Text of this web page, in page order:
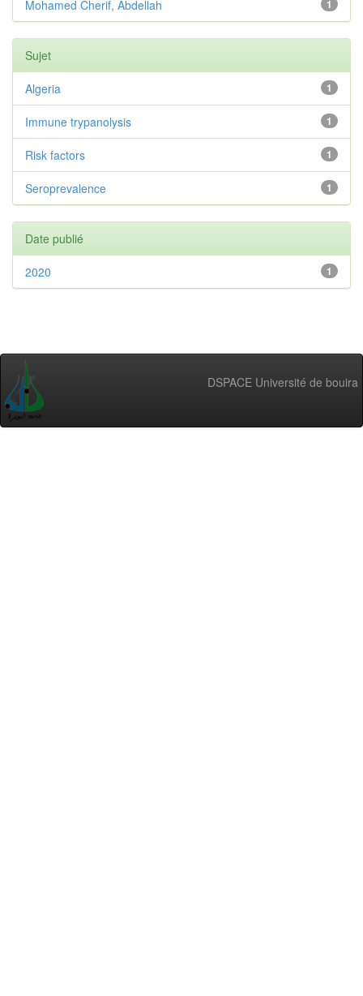
1
Mohamed Cherif, Abdellah
Sujet
1
Algeria
1
Immune trypanolysis
1
Risk factors
1
Seroprevalence
Date publié
1
2020
DSPACE Université de bouira